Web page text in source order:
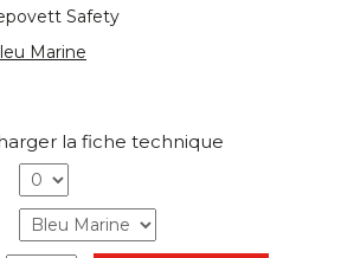
Safety
Marine
la fiche technique